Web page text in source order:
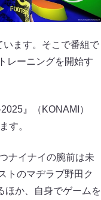
ます。そこで番組で
レーニングを開始す
』（KONAMI）
す。
ナイナイの腕前は未
トのマヂラブ野田ク
ほか、自身でゲームを